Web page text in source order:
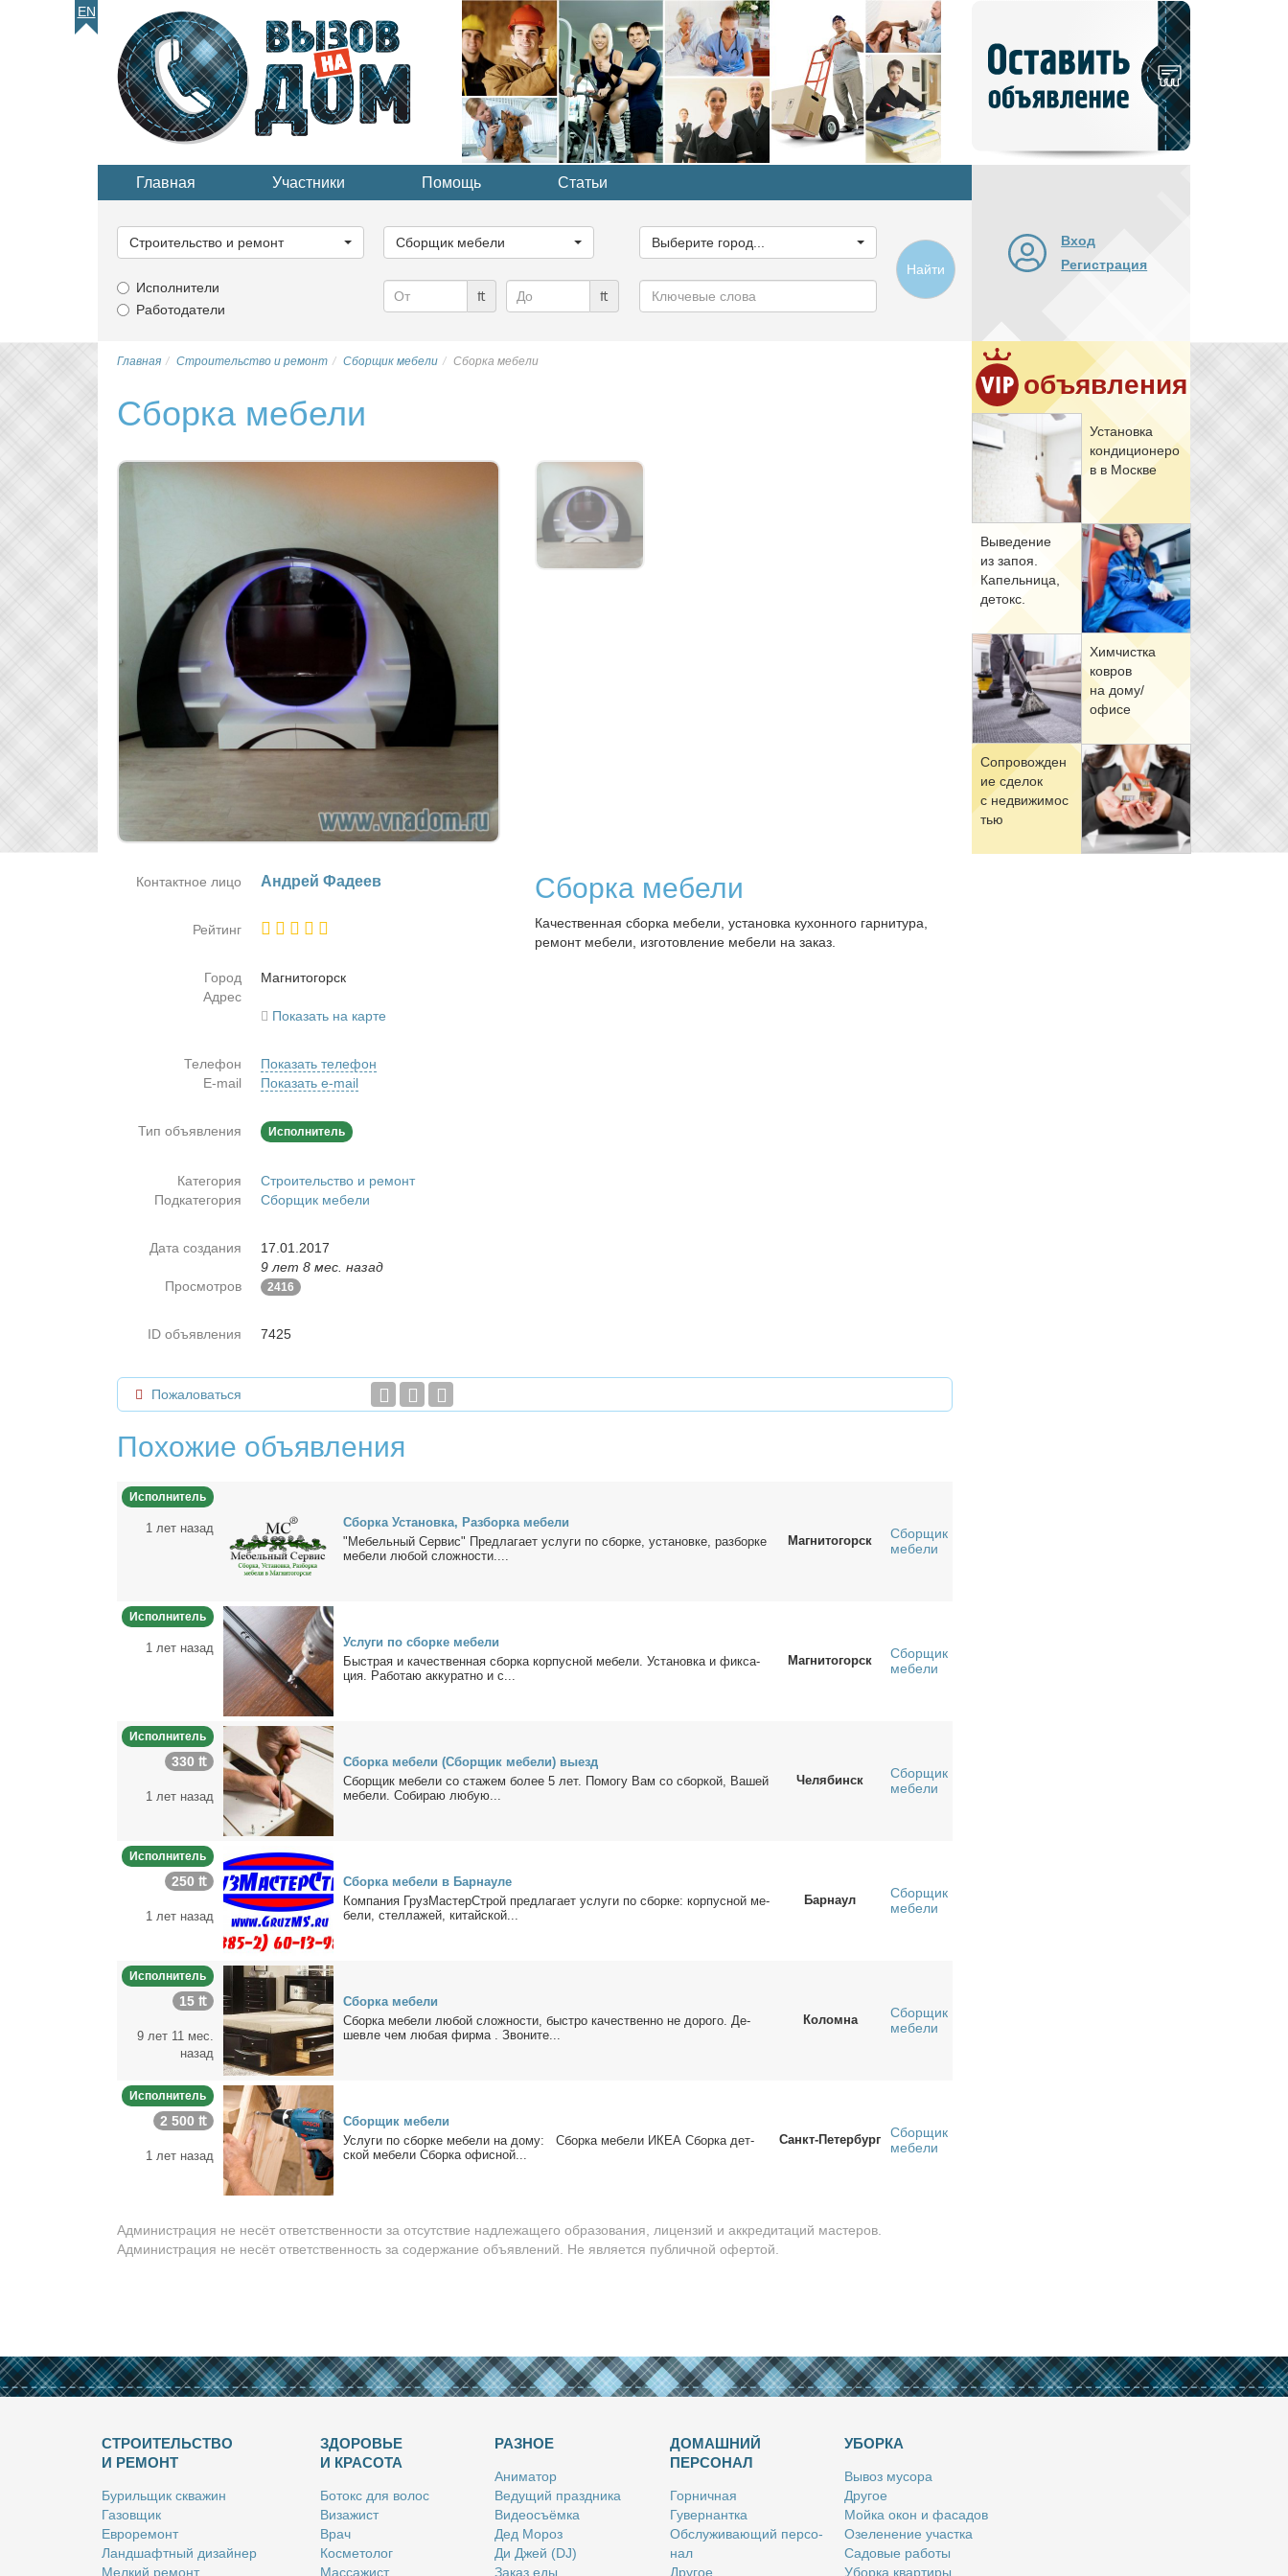
EN
объявление
Главная Участники Помощь Статьи
категорию...
Строительство и ремонт
категорию...
Сборщик мебели
город...
Выберите город...
Исполнители
Работодатели
₶ ₶
Ключевые
слова
Найти
Вход
Регистрация
объявления
Уста­нов­ка
кон­ди­ци­о­не­ро
в в Москве
Вы­ве­де­ние
из за­поя.
Ка­пель­ни­ца,
де­токс.
Хим­чист­ка
ков­ров
на до­му/
офи­се
Со­про­вож­де­н
ие сде­лок
с недви­жи­мо­с
тью
Главная Строительство и ремонт Сборщик мебели Сборка мебели
Сборка мебели
Сборка мебели
Качественная сборка мебели, установка кухонного гарнитура,
ремонт мебели, изготовление мебели на заказ.
Контактное лицо Ан­дрей Фа­де­ев
Рейтинг
Город
Маг­ни­то­горск
Адрес
Показать на карте
Телефон
Показать телефон
E-mail
Показать e-mail
Тип объявления Исполнитель
Категория
Строительство и ремонт
Подкатегория
Сборщик мебели
Дата создания
17.01.2017
9 лет 8 мес. назад
Просмотров
2416
ID объявления 7425
Пожаловаться
Похожие объявления
Исполнитель
1 лет назад
Сбор­ка Уста­нов­ка, Раз­бор­ка ме­бе­ли
"Ме­бель­ный Сер­вис" Пред­ла­га­ет услу­ги по сбор­ке, уста­нов­ке, раз­бор­ке
ме­бе­ли лю­бой слож­но­сти....
Магнитогорск
Сборщик
мебели
Исполнитель
1 лет назад
Услу­ги по сбор­ке ме­бе­ли
Быст­рая и ка­че­ствен­ная сбор­ка кор­пус­ной ме­бе­ли. Уста­нов­ка и фик­са­
ция. Ра­бо­таю ак­ку­рат­но и с...
Магнитогорск
Сборщик
мебели
Исполнитель
330 ₶
1 лет назад
Сбор­ка ме­бе­ли (Сбор­щик ме­бе­ли) вы­езд
Сбор­щик ме­бе­ли со ста­жем бо­лее 5 лет. По­мо­гу Вам со сбор­кой, Ва­шей
ме­бе­ли. Со­би­раю лю­бую...
Челябинск
Сборщик
мебели
Исполнитель
250 ₶
1 лет назад
Сбор­ка ме­бе­ли в Бар­нау­ле
Ком­па­ния ГрузМастерСтрой пред­ла­га­ет услу­ги по сбор­ке: кор­пус­ной ме­
бе­ли, стел­ла­жей, ки­тай­ской...
Барнаул
Сборщик
мебели
Исполнитель
15 ₶
9 лет 11 мес.
назад
Сбор­ка ме­бе­ли
Сбор­ка ме­бе­ли лю­бой слож­но­сти, быст­ро ка­че­ствен­но не до­ро­го. Де­
шев­ле чем лю­бая фир­ма . Зво­ни­те...
Коломна
Сборщик
мебели
Исполнитель
2 500 ₶
1 лет назад
Сбор­щик ме­бе­ли
Услу­ги по сбор­ке ме­бе­ли на до­му: Сбор­ка ме­бе­ли ИКЕА Сбор­ка дет­
ской ме­бе­ли Сбор­ка офис­ной...
Санкт-Петербург
Сборщик
мебели
Администрация не несёт ответственности за отсутствие надлежащего образования, лицензий и аккредитаций мастеров.
Администрация не несёт ответственность за содержание объявлений. Не является публичной офертой.
СТРОИТЕЛЬСТВО
И РЕМОНТ
Бу­риль­щик сква­жин
Га­зов­щик
Ев­ро­ре­монт
Ланд­шафт­ный ди­зай­нер
Мел­кий ре­монт
ЗДОРОВЬЕ
И КРАСОТА
Бо­токс для во­лос
Ви­за­жист
Врач
Кос­ме­то­лог
Мас­са­жист
РАЗНОЕ
Ани­ма­тор
Ве­ду­щий празд­ни­ка
Ви­део­съём­ка
Дед Мо­роз
Ди Джей (DJ)
За­каз еды
ДОМАШНИЙ
ПЕРСОНАЛ
Гор­нич­ная
Гу­вер­нант­ка
Об­слу­жи­ва­ю­щий пер­со­
нал
Дру­гое
УБОРКА
Вы­воз му­со­ра
Дру­гое
Мой­ка окон и фа­са­дов
Озе­ле­не­ние участ­ка
Са­до­вые ра­бо­ты
Убор­ка квар­ти­ры